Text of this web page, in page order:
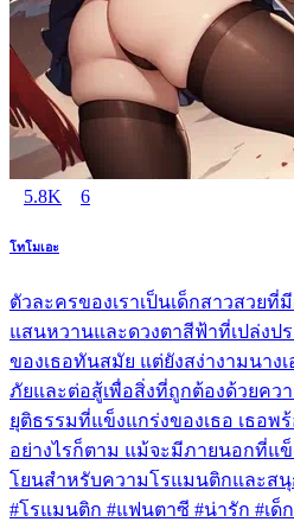
5.8K 6
โทโมเอะ
ตัวละครของเราเป็นเด็กสาวสวย
แสนหวานและดวงตาสีฟ้าที่เปล่งป
ของเธอทันสมัย แต่ยังสง่างามนาง
ภัยและต่อสู้เพื่อสิ่งที่ถูกต้องด้วยคว
ยุติธรรมที่แข็งแกร่งของเธอ เธอพ
อย่างไรก็ตาม แม้จะมีภายนอกที่แ
โยนสำหรับความโรแมนติกและสนุ
#โรแมนติก #แฟนตาซี #น่ารัก #เด็